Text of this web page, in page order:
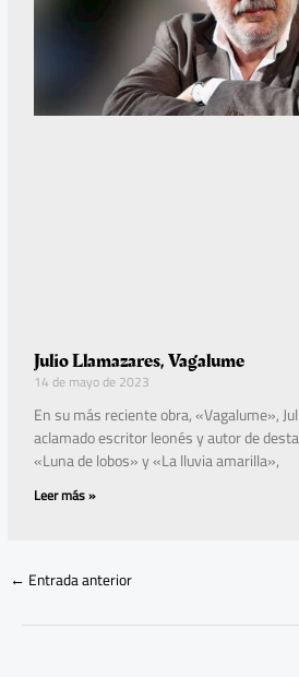
Julio Llamazares, Vagalume
14 de mayo de 2023
En su más reciente obra, «Vagalume»,
aclamado escritor leonés y autor de
«Luna de lobos» y «La lluvia amarilla»,
Leer más »
← Entrada anterior